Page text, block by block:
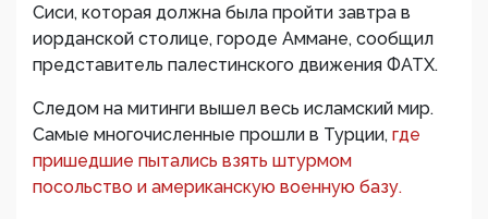
Сиси, которая должна была пройти завтра в
иорданской столице, городе Аммане, сообщил
представитель палестинского движения ФАТХ.
Следом на митинги вышел весь исламский мир.
Самые многочисленные прошли в Турции, где
пришедшие пытались взять штурмом
посольство и американскую военную базу.